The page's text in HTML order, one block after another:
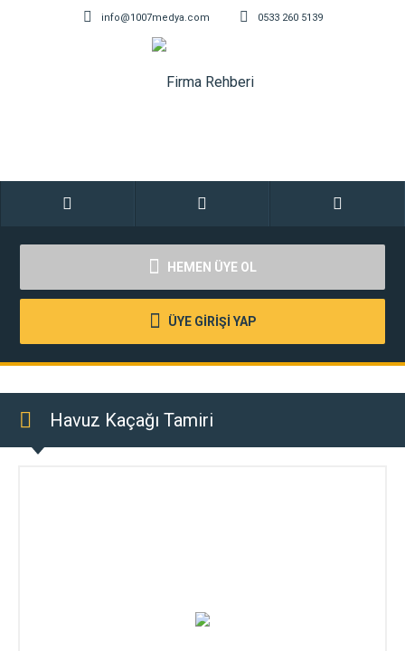
info@1007medya.com 0533 260 5139
HEMEN ÜYE OL
ÜYE GİRİŞİ YAP
Havuz Kaçağı Tamiri